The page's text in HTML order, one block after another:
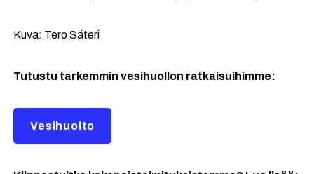
Kuva: Tero Säteri
Tutustu tarkemmin vesihuollon ratkaisuihimme:
Vesihuolto